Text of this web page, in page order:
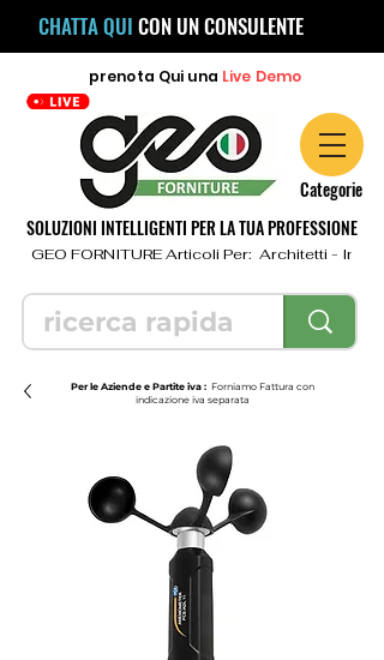
CHATTA QUI CON UN CONSULENTE
prenota Qui una Live Demo
Categorie
SOLUZIONI INTELLIGENTI PER LA TUA PROFESSIONE
GEO FORNITURE Articoli Per:  Architetti -
Per le Aziende e Partite iva : Forniamo Fattura con
indicazione iva separata